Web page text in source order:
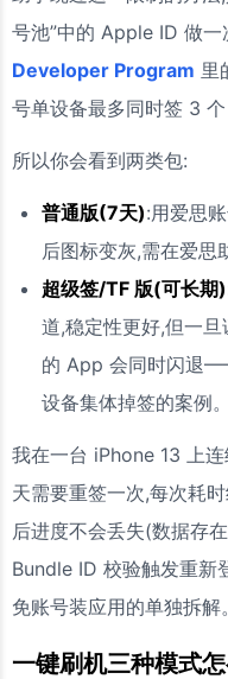
号池”中的 Apple ID 做
Developer Program 里
号单设备最多同时签 3
所以你会看到两类包:
普通版(7天):用爱思
后图标变灰,需在爱思
超级签/TF 版(可长期)
道,稳定性更好,但一
的 App 会同时闪退
设备集体掉签的案例。
我在一台 iPhone 13 上
天需要重签一次,每次耗
后进度不会丢失(数据存
Bundle ID 校验触发重新
免账号装应用的单独拆解。
一键刷机三种模式